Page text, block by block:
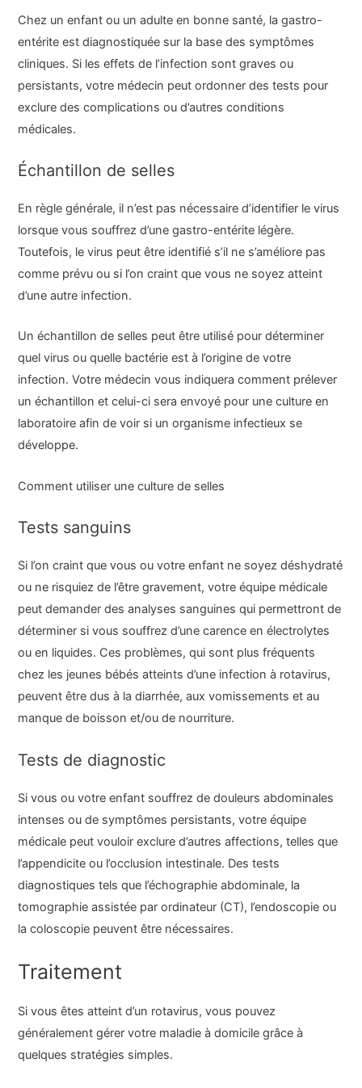
Chez un enfant ou un adulte en bonne santé, la gastro-
entérite est diagnostiquée sur la base des symptômes
cliniques. Si les effets de l’infection sont graves ou
persistants, votre médecin peut ordonner des tests pour
exclure des complications ou d’autres conditions
médicales.
Échantillon de selles
En règle générale, il n’est pas nécessaire d’identifier le virus
lorsque vous souffrez d’une gastro-entérite légère.
Toutefois, le virus peut être identifié s’il ne s’améliore pas
comme prévu ou si l’on craint que vous ne soyez atteint
d’une autre infection.
Un échantillon de selles peut être utilisé pour déterminer
quel virus ou quelle bactérie est à l’origine de votre
infection. Votre médecin vous indiquera comment prélever
un échantillon et celui-ci sera envoyé pour une culture en
laboratoire afin de voir si un organisme infectieux se
développe.
Comment utiliser une culture de selles
Tests sanguins
Si l’on craint que vous ou votre enfant ne soyez déshydraté
ou ne risquiez de l’être gravement, votre équipe médicale
peut demander des analyses sanguines qui permettront de
déterminer si vous souffrez d’une carence en électrolytes
ou en liquides. Ces problèmes, qui sont plus fréquents
chez les jeunes bébés atteints d’une infection à rotavirus,
peuvent être dus à la diarrhée, aux vomissements et au
manque de boisson et/ou de nourriture.
Tests de diagnostic
Si vous ou votre enfant souffrez de douleurs abdominales
intenses ou de symptômes persistants, votre équipe
médicale peut vouloir exclure d’autres affections, telles que
l’appendicite ou l’occlusion intestinale. Des tests
diagnostiques tels que l’échographie abdominale, la
tomographie assistée par ordinateur (CT), l’endoscopie ou
la coloscopie peuvent être nécessaires.
Traitement
Si vous êtes atteint d’un rotavirus, vous pouvez
généralement gérer votre maladie à domicile grâce à
quelques stratégies simples.